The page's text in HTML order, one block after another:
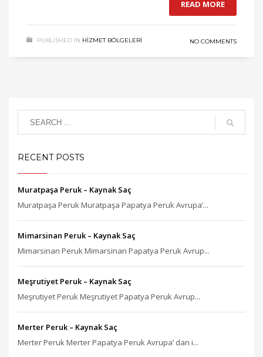
READ MORE
PUBLISHED IN HIZMET BÖLGELERI NO COMMENTS
RECENT POSTS
Muratpaşa Peruk – Kaynak Saç
Muratpaşa Peruk Muratpaşa Papatya Peruk Avrupa’...
Mimarsinan Peruk – Kaynak Saç
Mimarsinan Peruk Mimarsinan Papatya Peruk Avrup...
Meşrutiyet Peruk – Kaynak Saç
Meşrutiyet Peruk Meşrutiyet Papatya Peruk Avrup...
Merter Peruk – Kaynak Saç
Merter Peruk Merter Papatya Peruk Avrupa’ dan i...